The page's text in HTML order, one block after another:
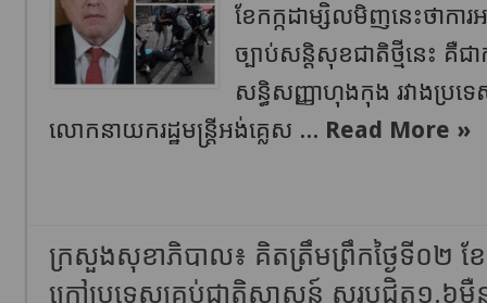
ខែកក្កដាម្សិលមិញនេះថាការ
ច្បាប់សន្តិសុខជាតិថ្មីនេះ គឺជ
សន្ធិសញ្ញាហុងកុង រវាងប្រ
លោកនាយករដ្ឋមន្ត្រីអង់គ្លេស ... Read More »
ក្រសួងសុខាភិបាល៖ គិតត្រឹមព្រឹកថ្ងៃទី០២ ខែ
ក្រៅប្រទេសគ្រប់ជាតិសាសន៍ សរុបជិត១.៦ម៉ឺ